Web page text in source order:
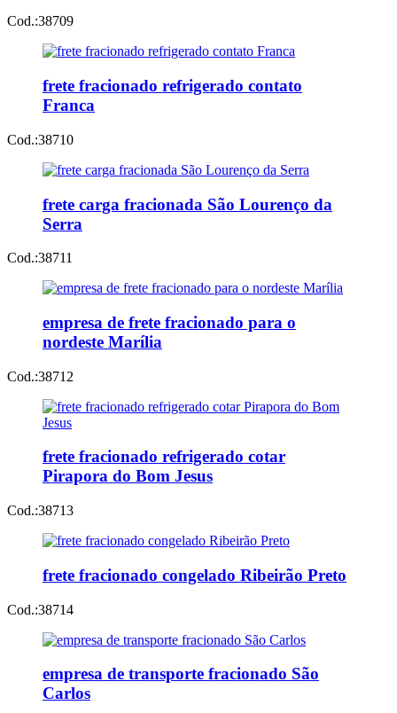
Cod.:38709
frete fracionado refrigerado contato
Franca
Cod.:38710
frete carga fracionada São Lourenço da
Serra
Cod.:38711
empresa de frete fracionado para o
nordeste Marília
Cod.:38712
frete fracionado refrigerado cotar
Pirapora do Bom Jesus
Cod.:38713
frete fracionado congelado Ribeirão Preto
Cod.:38714
empresa de transporte fracionado São
Carlos